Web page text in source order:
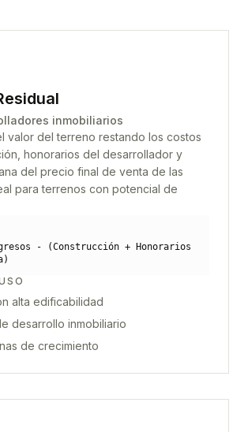
inmobiliarios
valor del terreno restando los costos
honorarios del desarrollador y
del precio final de venta de las
para terrenos con potencial de
- (Construcción + Honorarios
alta edificabilidad
desarrollo inmobiliario
de crecimiento